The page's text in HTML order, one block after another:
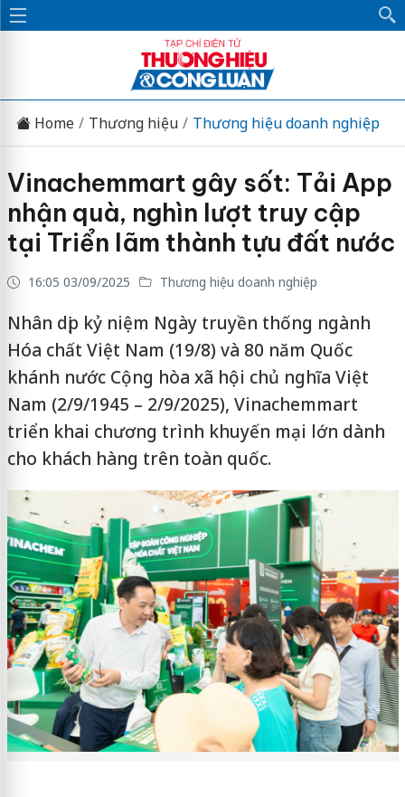
Home Thương hiệu Thương hiệu doanh nghiệp
Vinachemmart gây sốt: Tải App
nhận quà, nghìn lượt truy cập
tại Triển lãm thành tựu đất nước
16:05 03/09/2025 Thương hiệu doanh nghiệp
Nhân dịp kỷ niệm Ngày truyền thống ngành
Hóa chất Việt Nam (19/8) và 80 năm Quốc
khánh nước Cộng hòa xã hội chủ nghĩa Việt
Nam (2/9/1945 – 2/9/2025), Vinachemmart
triển khai chương trình khuyến mại lớn dành
cho khách hàng trên toàn quốc.